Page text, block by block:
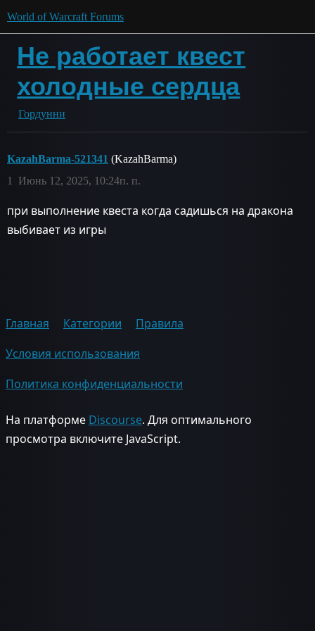
World of Warcraft Forums
Не работает квест
холодные сердца
Гордунни
KazahBarma-521341 (KazahBarma)
Июнь 12, 2025, 10:24п. п.
1
при выполнение квеста когда садишься на дракона
выбивает из игры
Главная Категории
Правила
Условия использования
Политика конфиденциальности
На платформе Discourse. Для оптимального
просмотра включите JavaScript.